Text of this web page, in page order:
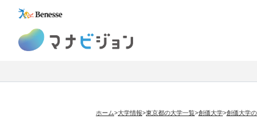
ホーム>大学情報>東京都の大学一覧>創価大学>創価大学